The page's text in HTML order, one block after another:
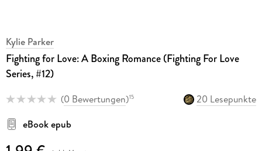
Kylie Parker
Fighting for Love: A Boxing Romance (Fighting For Love
Series, #12)
(0 Bewertungen)15
20 Lesepunkte
eBook epub